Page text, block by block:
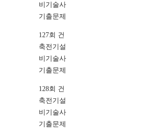
비기술사
기출문제
127회 건
축전기설
비기술사
기출문제
128회 건
축전기설
비기술사
기출문제